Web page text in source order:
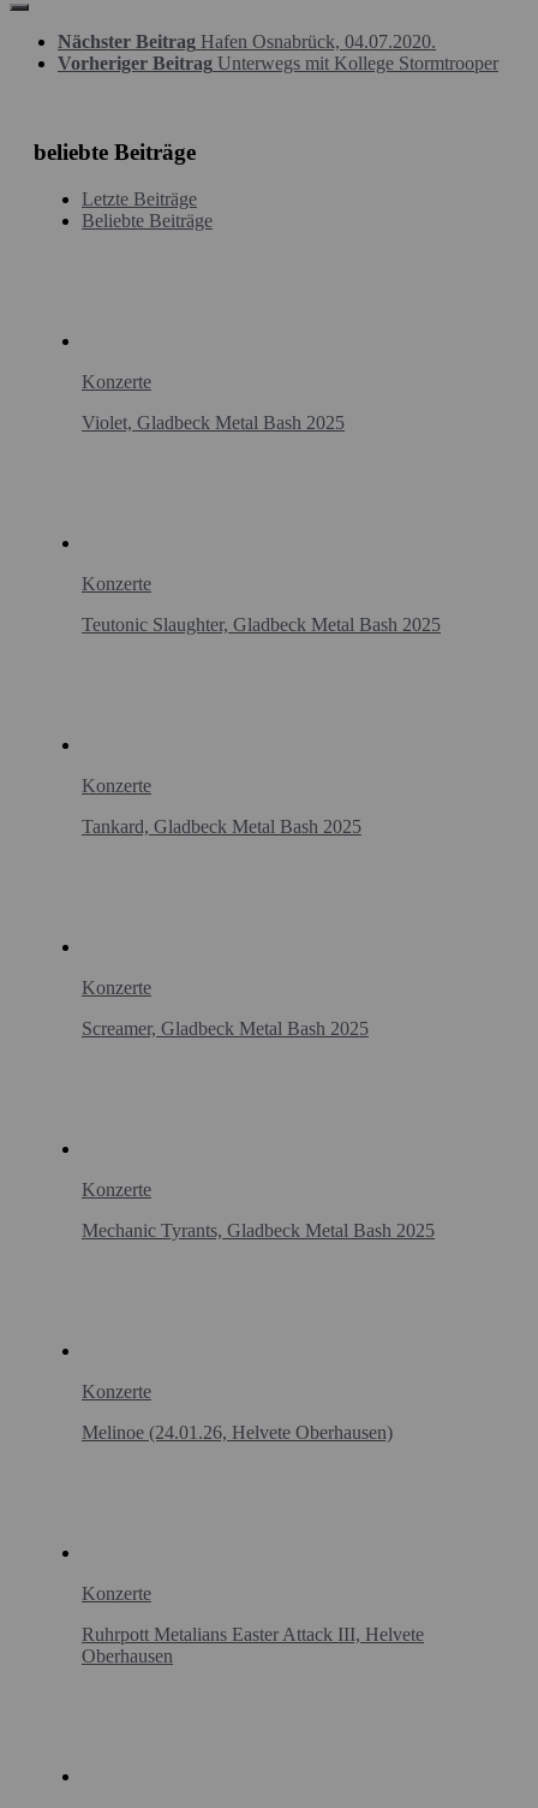
Nächster Beitrag Hafen Osnabrück, 04.07.2020.
Vorheriger Beitrag Unterwegs mit Kollege Stormtrooper
beliebte Beiträge
Letzte Beiträge
Beliebte Beiträge
Konzerte
Violet, Gladbeck Metal Bash 2025
Konzerte
Teutonic Slaughter, Gladbeck Metal Bash 2025
Konzerte
Tankard, Gladbeck Metal Bash 2025
Konzerte
Screamer, Gladbeck Metal Bash 2025
Konzerte
Mechanic Tyrants, Gladbeck Metal Bash 2025
Konzerte
Melinoe (24.01.26, Helvete Oberhausen)
Konzerte
Ruhrpott Metalians Easter Attack III, Helvete
Oberhausen